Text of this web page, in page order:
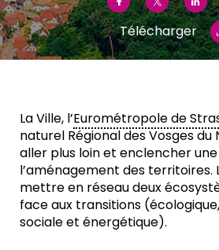
Télécharger
La Ville, l’Eurométropole de
naturel Régional des Vosges du
aller plus loin et enclencher
l’aménagement des territoires.
mettre en réseau deux
face aux transitions
sociale et énergétique).